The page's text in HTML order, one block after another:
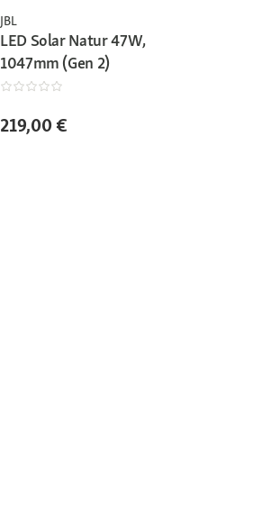
JBL
LED Solar Natur 47W,
1047mm (Gen 2)
219,00 €